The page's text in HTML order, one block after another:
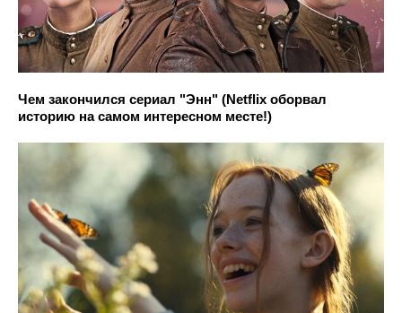
Чем закончился сериал "Энн" (Netflix оборвал
историю на самом интересном месте!)